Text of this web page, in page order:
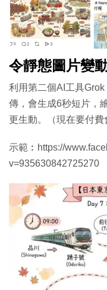
令靜態圖片變
利用第二個AI工具
傳，會生成6秒短片，
更生動。（現在要付費
示範︰https://
v=935630842725270